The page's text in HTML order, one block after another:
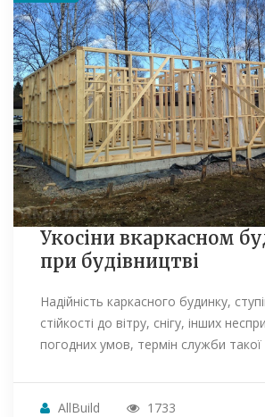
Укосіни вкаркасном
при будівництві
Надійність каркасного будинку,
стійкості до вітру, снігу, інших
погодних умов, термін служби
AllBuild 1733